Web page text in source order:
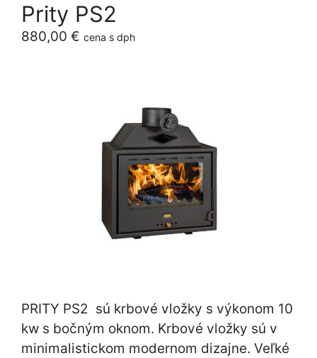
Prity PS2
880,00 € cena s dph
PRITY PS2 sú krbové vložky s výkonom 10
kw s bočným oknom. Krbové vložky sú v
minimalistickom modernom dizajne. Veľké